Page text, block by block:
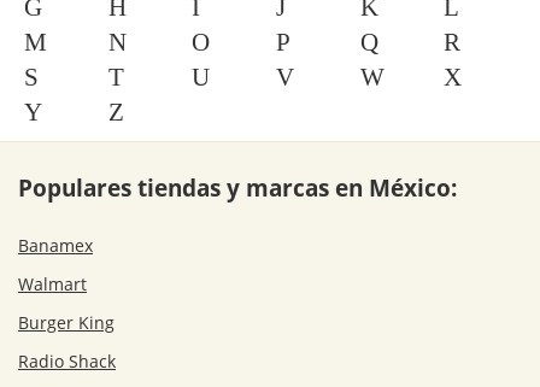
G
H I J K
L
M
N O P Q
R
S
T U V W
X
Y
Z
Populares tiendas y marcas en México:
Banamex
Walmart
Burger King
Radio Shack